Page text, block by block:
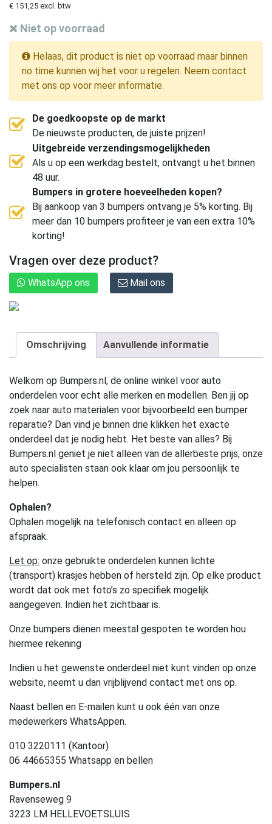
€ 151,25 excl. btw
Niet op voorraad
Helaas, dit product is niet op voorraad maar binnen
no time kunnen wij het voor u regelen. Neem contact
met ons op voor meer informatie.
De goedkoopste op de markt
De nieuwste producten, de juiste prijzen!
Uitgebreide verzendingsmogelijkheden
Als u op een werkdag bestelt, ontvangt u het binnen
48 uur.
Bumpers in grotere hoeveelheden kopen?
Bij aankoop van 3 bumpers ontvang je 5% korting. Bij
meer dan 10 bumpers profiteer je van een extra 10%
korting!
Vragen over deze product?
WhatsApp ons Mail ons
Omschrijving Aanvullende informatie
Welkom op Bumpers.nl, de online winkel voor auto
onderdelen voor echt alle merken en modellen. Ben jij op
zoek naar auto materialen voor bijvoorbeeld een bumper
reparatie? Dan vind je binnen drie klikken het exacte
onderdeel dat je nodig hebt. Het beste van alles? Bij
Bumpers.nl geniet je niet alleen van de allerbeste prijs, onze
auto specialisten staan ook klaar om jou persoonlijk te
helpen.
Ophalen?
Ophalen mogelijk na telefonisch contact en alleen op
afspraak.
Let op: onze gebruikte onderdelen kunnen lichte
(transport) krasjes hebben of hersteld zijn. Op elke product
wordt dat ook met foto’s zo specifiek mogelijk
aangegeven. Indien het zichtbaar is.
Onze bumpers dienen meestal gespoten te worden hou
hiermee rekening
Indien u het gewenste onderdeel niet kunt vinden op onze
website, neemt u dan vrijblijvend contact met ons op.
Naast bellen en E-mailen kunt u ook één van onze
medewerkers WhatsAppen.
010 3220111 (Kantoor)
06 44665355 Whatsapp en bellen
Bumpers.nl
Ravenseweg 9
3223 LM HELLEVOETSLUIS